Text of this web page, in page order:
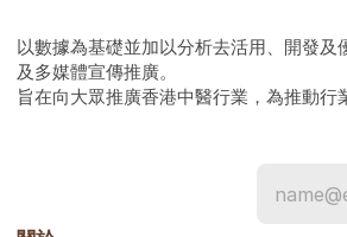
以數據為基礎並加以分析去活用、開發
及多媒體宣傳推廣。
旨在向大眾推廣香港中醫行業，為推動行